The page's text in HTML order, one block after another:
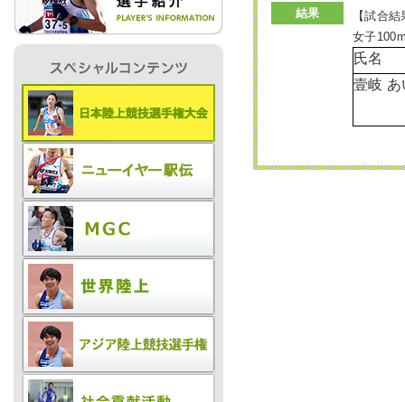
採用情報
プレスリリース
結果
【試合
女子
氏名
壹岐 あ